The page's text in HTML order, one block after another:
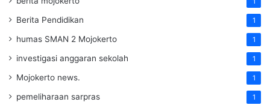
Berita Pendidikan 1
humas SMAN 2 Mojokerto 1
investigasi anggaran sekolah 1
Mojokerto news. 1
pemeliharaan sarpras 1